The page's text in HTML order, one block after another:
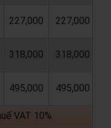
227,000 227,000
318,000 318,000
495,000 495,000
VAT 10%